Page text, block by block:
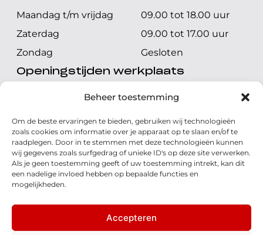
Beheer toestemming
Om de beste ervaringen te bieden, gebruiken wij technologieën
zoals cookies om informatie over je apparaat op te slaan en/of te
raadplegen. Door in te stemmen met deze technologieën kunnen
wij gegevens zoals surfgedrag of unieke ID's op deze site verwerken.
Als je geen toestemming geeft of uw toestemming intrekt, kan dit
een nadelige invloed hebben op bepaalde functies en
mogelijkheden.
Accepteren
Maandag t/m vrijdag
09.00 tot 18.00 uur
Zaterdag
09.00 tot 17.00 uur
Zondag
Gesloten
Openingstijden werkplaats
Maandag t/m vrijdag
08.00 tot 17.00 uur
Zondag
Gesloten
Volg ons